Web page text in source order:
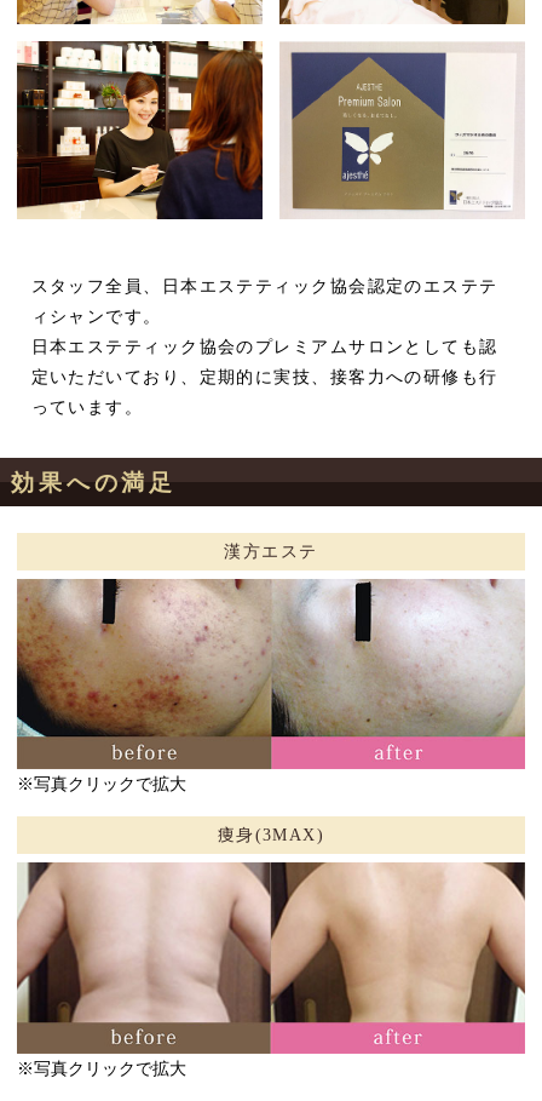
スタッフ全員、日本エステティック協会認定のエステテ
ィシャンです。
日本エステティック協会のプレミアムサロンとしても認
定いただいており、定期的に実技、接客力への研修も行
っています。
効果への満足
漢方エステ
※写真クリックで拡大
痩身(3MAX)
※写真クリックで拡大